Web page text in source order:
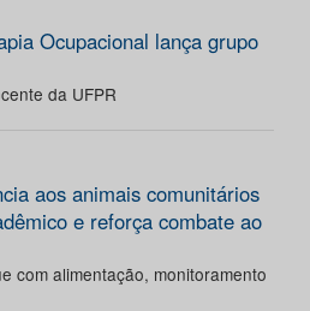
Ocupacional lança grupo
da UFPR
aos animais comunitários
e reforça combate ao
com alimentação, monitoramento